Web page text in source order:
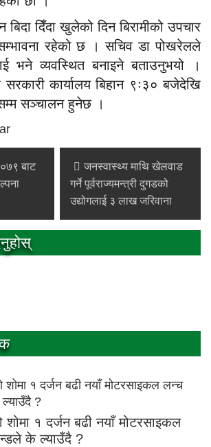
बिदा दिँदा खुलेको दिन बिरामीको उपचार
रहेको छ । सचिव डा पोखरेलले
भने व्यवस्थित बनाइने बताउनुभयो ।
कार्यालय बिहान ९ः३० बजेदेखि
सञ्चालन हुनेछ ।
बाट
जनस्वास्थ्य माथि खेलवाड
गर्ने पूर्वराज्यमन्त्री दुगडको
उद्योगलाई ३ लाख जरिवाना
शोमा १ दर्जन बढी नयाँ मोटरसाइकल
के ल्याउँदै ?